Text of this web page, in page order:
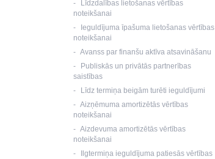
Līdzdalības lietošanas vērtības
noteikšanai
Ieguldījuma īpašuma lietošanas vērtības
noteikšanai
Avanss par finanšu aktīva atsavināšanu
Publiskās un privātās partnerības
saistības
Līdz termiņa beigām turēti ieguldījumi
Aizņēmuma amortizētās vērtības
noteikšanai
Aizdevuma amortizētās vērtības
noteikšanai
Ilgtermiņa ieguldījuma patiesās vērtības